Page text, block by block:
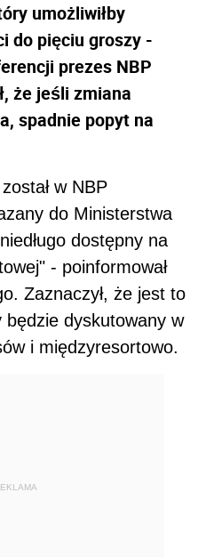
umożliwiłby
do pięciu groszy -
prezes NBP
że jeśli zmiana
spadnie popyt na
w NBP
do Ministerstwa
dostępny na
- poinformował
Zaznaczył, że jest to
będzie dyskutowany w
i międzyresortowo.